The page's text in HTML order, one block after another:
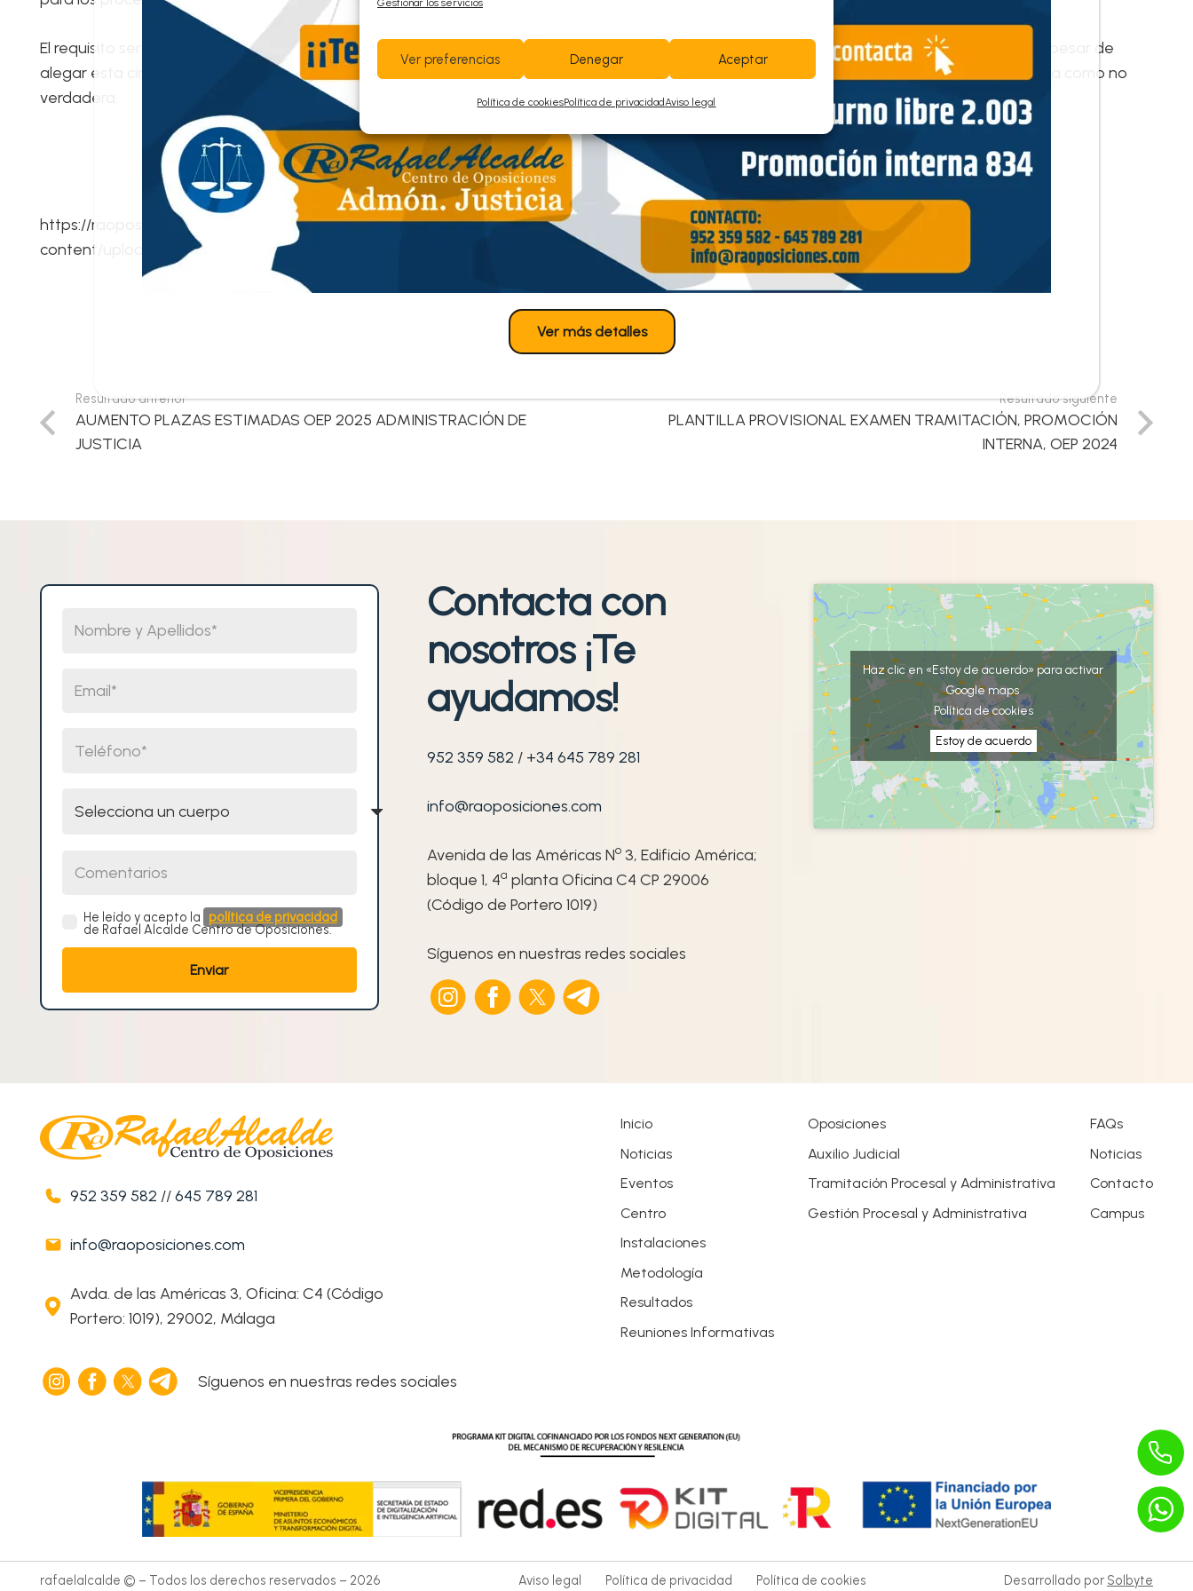
Gestionar los servicios
Aceptar
Denegar
Ver preferencias
Política de cookiesPolítica de privacidadAviso legal
El requisito sería que han de justificar motivos de oposición a que no se les pueda juzgar con independencia del que no ha comparecido, y a pesar de
alegar esta circunstancia, se celebra respecto a ellos. Este extremo no lo recoge la respuesta d), por lo cual, su omisión nos lleva a considerarla como no
verdadera.
Examen:
https://raoposiciones.com/wp-content/uploads/2025/06/Imagen-Ex-Gestion-PI-B-211×300.pnghttps://raoposiciones.com/wp-
content/uploads/2025/06/Imagen-Ex-Gestion-PI-A-210×300.png
Resultado anterior
AUMENTO PLAZAS ESTIMADAS OEP 2025 ADMINISTRACIÓN DE
JUSTICIA
Resultado siguiente
PLANTILLA PROVISIONAL EXAMEN TRAMITACIÓN, PROMOCIÓN
INTERNA, OEP 2024
He leído y acepto la política de privacidad
de Rafael Alcalde Centro de Oposiciones.
Contacta con
nosotros ¡Te
ayudamos!
952 359 582 / +34 645 789 281
info@raoposiciones.com
Avenida de las Américas No3, Edificio América;
bloque 1, 4ª planta Oficina C4 CP 29006
(Código de Portero 1019)
Síguenos en nuestras redes sociales
Haz clic en «Estoy de acuerdo» para activar
Google maps
Política de cookies
Estoy de acuerdo
952 359 582 //645 789 281
info@raoposiciones.com
Avda. de las Américas 3, Oficina: C4 (Código
Portero: 1019), 29002, Málaga
Síguenos en nuestras redes sociales
Inicio
Noticias
Eventos
Centro
Instalaciones
Metodología
Resultados
Reuniones Informativas
Oposiciones
Auxilio Judicial
Tramitación Procesal y Administrativa
Gestión Procesal y Administrativa
FAQs
Noticias
Contacto
Campus
rafaelalcalde © – Todos los derechos reservados – 2026 Aviso legal Política de privacidad Política de cookies Desarrollado por Solbyte
Ver más detalles